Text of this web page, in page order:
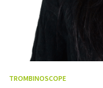
TROMBINOSCOPE